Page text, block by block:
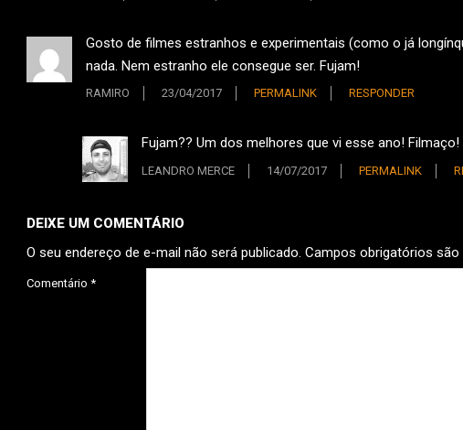
Gosto de filmes estranhos e experimentais (como o já
nada. Nem estranho ele consegue ser. Fujam!
RAMIRO 23/04/2017 PERMALINK RESPONDER
Fujam?? Um dos melhores que vi esse ano! Filmaço!
LEANDRO MERCE 14/07/2017 PERMALINK
DEIXE UM COMENTÁRIO
O seu endereço de e-mail não será publicado. Campos obrigatórios
Comentário *